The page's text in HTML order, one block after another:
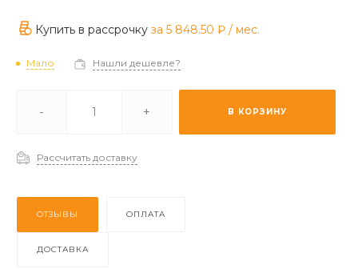
Купить в рассрочку за 5 848.50 ₽ / мес.
Мало Нашли дешевле?
- + В КОРЗИНУ
Рассчитать доставку
ОТЗЫВЫ ОПЛАТА
ДОСТАВКА